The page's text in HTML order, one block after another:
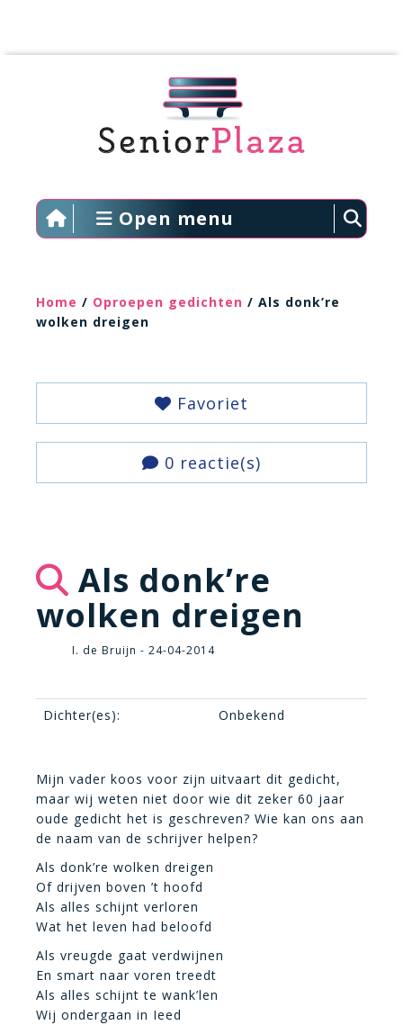
Open menu
Home / Oproepen gedichten / Als donk’re
wolken dreigen
Favoriet
0 reactie(s)
Als donk’re
wolken dreigen
I. de Bruijn - 24-04-2014
Dichter(es): Onbekend
Mijn vader koos voor zijn uitvaart dit gedicht,
maar wij weten niet door wie dit zeker 60 jaar
oude gedicht het is geschreven? Wie kan ons aan
de naam van de schrijver helpen?
Als donk’re wolken dreigen
Of drijven boven ’t hoofd
Als alles schijnt verloren
Wat het leven had beloofd
Als vreugde gaat verdwijnen
En smart naar voren treedt
Als alles schijnt te wank’len
Wij ondergaan in Ieed